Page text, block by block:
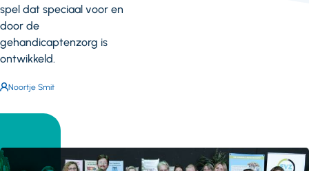
spel dat speciaal voor en
door de
gehandicaptenzorg is
ontwikkeld.
Auteur:
Noortje Smit